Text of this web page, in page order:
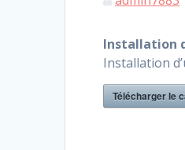
Installation
Installation
Télécharger le